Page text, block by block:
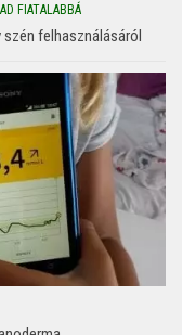
FIATALABBÁ
felhasználásáról